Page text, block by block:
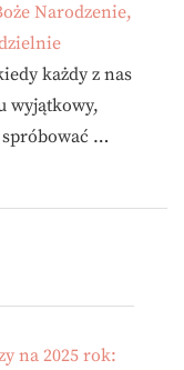
Narodzenie,
każdy z nas
wyjątkowy,
…
na 2025 rok: